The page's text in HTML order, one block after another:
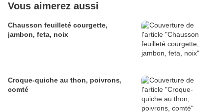
Vous aimerez aussi
Chausson feuilleté courgette,
jambon, feta, noix
Croque-quiche au thon, poivrons,
comté